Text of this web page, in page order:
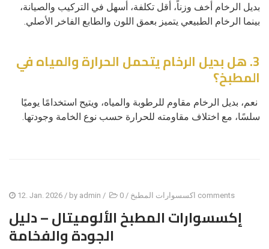
بديل الرخام أخف وزناً، أقل تكلفة، أسهل في التركيب والصيانة،
بينما الرخام الطبيعي يتميز بعمق اللون والطابع الفاخر الأصلي.
3. هل بديل الرخام يتحمل الحرارة والمياه في
المطبخ؟
نعم، بديل الرخام مقاوم للرطوبة والمياه، ويتيح استخدامًا يوميًا
سلسًا، مع اختلاف مقاومته للحرارة حسب نوع الخامة وجودتها.
12. Jan. 2026 / by admin / اكسسوارات المطبخ / 0 comments
إكسسوارات المطبخ الألوميتال – دليل
الجودة والفخامة